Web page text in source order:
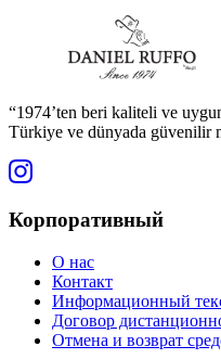
“1974’ten beri kaliteli ve
Türkiye ve dünyada güvenilir
Корпоративный
О нас
Контакт
Информационный
Договор
Отмена и возврат